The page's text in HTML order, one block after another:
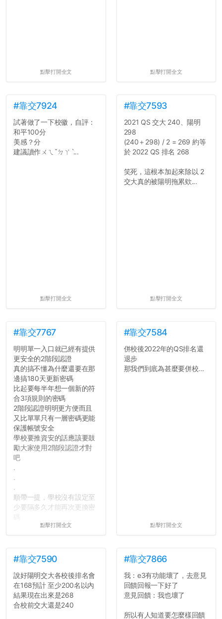
點擊打開全文 點擊打開全文
#靠交7924
試著做了一下校徽，自評：
和平100分
美感？分
建議讀作ㄨㄟˇㄉㄚˋ...
點擊打開全文
#靠交7593
2021 QS 交大 240、陽明
298
(240＋298) / 2 = 269 約等
於 2022 QS 排名 268
笑死，這根本加起來除以 2
交大真的被陽明拖累欸...
點擊打開全文
#靠交7767
明明單一入口就已經有提供
更安全的2階段認證
真的搞不懂為什麼還要在那
邊搞180天更新密碼
比起要每半年想一個新的符
合3項規則的密碼
2階段認證明明更方便而且
又比單單只有一層密碼更能
保護帳號安全
學校要推資安的話應該要鼓
勵大家使用2階段認證才對
吧
.
.
.
順帶一提，學校沒有設定至
少要隔多久才能再次更換密
所以只要重新設定4次密碼
真是安全呢...
點擊打開全文
#靠交7584
併校後2022年的QS排名還
退步
那我們到底為甚麼要併校...
點擊打開全文
#靠交7590
說好陽明交大各校後排名會
在168預計 至少200名以內
結果現在出來是268
合校前交大還是240
#靠交7866
我：e3有功能壞了，去意見
回饋回報一下好了
意見回饋：我也壞了
所以有人知道要怎麼樣回饋